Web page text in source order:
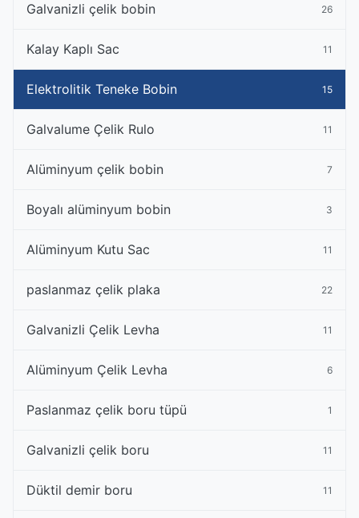
Galvanizli çelik bobin 26
Kalay Kaplı Sac 11
Elektrolitik Teneke Bobin 15
Galvalume Çelik Rulo 11
Alüminyum çelik bobin 7
Boyalı alüminyum bobin 3
Alüminyum Kutu Sac 11
paslanmaz çelik plaka 22
Galvanizli Çelik Levha 11
Alüminyum Çelik Levha 6
Paslanmaz çelik boru tüpü 1
Galvanizli çelik boru 11
Düktil demir boru 11